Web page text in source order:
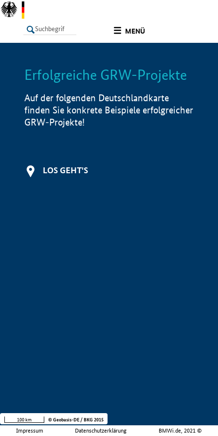
MENÜ
LISTE Info
Erfolgreiche GRW-Projekte
Auf der folgenden Deutschlandkarte
finden Sie konkrete Beispiele erfolgreicher
GRW-Projekte!
LOS GEHT'S
Impressum Datenschutzerklärung BMWi.de, 2021 ©
100 km © Geobasis-DE / BKG 2015